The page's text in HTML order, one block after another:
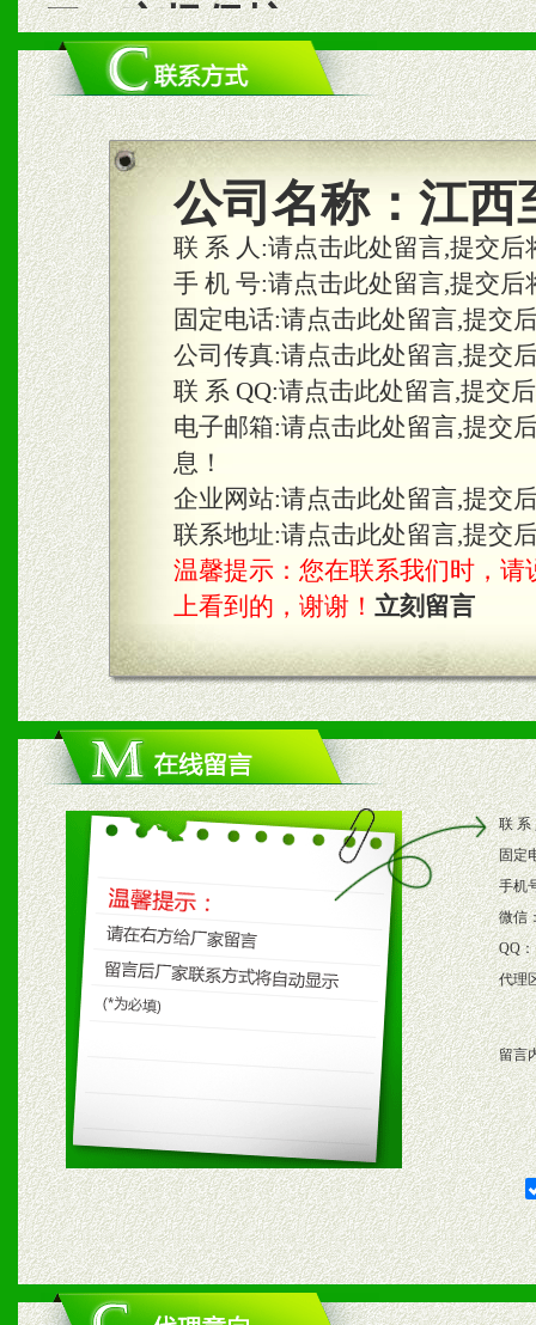
二、市场保护
1、统一市场价格；建立全
商利润。
2、区域独家经营；建立区
合作关系。
三、物料及媒体
1、免费提供体验及宣传彩
2、不定期在各大知名网站
知名度和影响力。
3、根据地方实际情况提供
具。
四、市场操作及支持
1、根据区域市场协助制定
2、根据具体情况公司给予
3、根据市场需要，派驻区
保产品顺利销售。
4、根据市场情况公司给予
购支持。
五、退换货制度
1、给予前期市场操作一定
2、对于临期，滞销品给予
六、服务优势
公司名称： 江西
联 系 人:请点击此处留言,提交
手 机 号:请点击此处留言,提交
固定电话:请点击此处留言,提交
公司传真:请点击此处留言,提交
联 系 QQ:请点击此处留言,提交
电子邮箱:请点击此处留言,提交
息！
企业网站:请点击此处留言,提交
联系地址:请点击此处留言,提交
温馨提示：您在联系我们时，请
上看到的，谢谢！ 立刻留言
联 系
固定
手机
微信
QQ：
代理
留言